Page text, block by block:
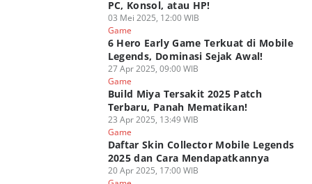
PC, Konsol, atau HP!
03 Mei 2025, 12:00 WIB
Game
6 Hero Early Game Terkuat di Mobile
Legends, Dominasi Sejak Awal!
27 Apr 2025, 09:00 WIB
Game
Build Miya Tersakit 2025 Patch
Terbaru, Panah Mematikan!
23 Apr 2025, 13:49 WIB
Game
Daftar Skin Collector Mobile Legends
2025 dan Cara Mendapatkannya
20 Apr 2025, 17:00 WIB